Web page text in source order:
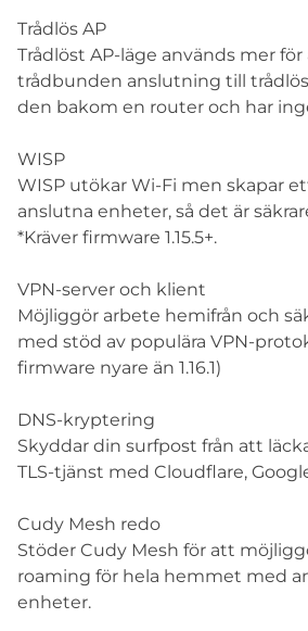
Trådlös AP
Trådlöst AP-läge används mer
trådbunden anslutning till
den bakom en router och har
WISP
WISP utökar Wi-Fi men skapar
anslutna enheter, så det är
*Kräver firmware 1.15.5+.
VPN-server och klient
Möjliggör arbete hemifrån och
med stöd av populära VPN-
firmware nyare än 1.16.1)
DNS-kryptering
Skyddar din surfpost från att
TLS-tjänst med Cloudflare,
Cudy Mesh redo
Stöder Cudy Mesh för att
roaming för hela hemmet med
enheter.